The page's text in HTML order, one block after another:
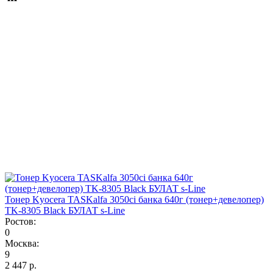
Тонер Kyocera TASKalfa 3050ci банка 640г (тонер+девелопер)
TK-8305 Black БУЛАТ s-Line
Ростов:
0
Москва:
9
2 447 р.